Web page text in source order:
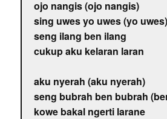
ojo nangis (ojo nangis)
sing uwes yo uwes (yo uwes)
seng ilang ben ilang
cukup aku kelaran laran
aku nyerah (aku nyerah)
seng bubrah ben bubrah
kowe bakal ngerti larane